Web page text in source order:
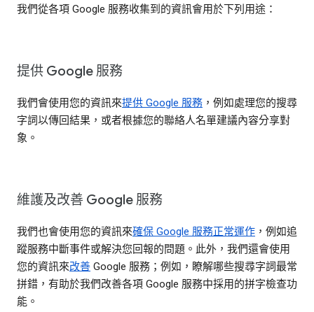
我們從各項 Google 服務收集到的資訊會用於下列用途：
提供 Google 服務
我們會使用您的資訊來提供 Google 服務 ，例如處理您的搜尋
字詞以傳回結果，或者根據您的聯絡人名單建議內容分享對
象。
維護及改善 Google 服務
我們也會使用您的資訊來確保 Google 服務正常運作 ，例如追
蹤服務中斷事件或解決您回報的問題。此外，我們還會使用
您的資訊來改善 Google 服務；例如，瞭解哪些搜尋字詞最常
拼錯，有助於我們改善各項 Google 服務中採用的拼字檢查功
能。